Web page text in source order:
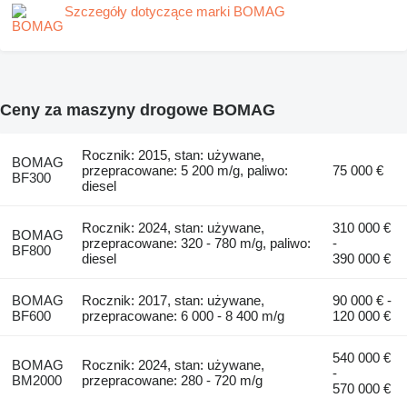
Szczegóły dotyczące marki BOMAG
Ceny za maszyny drogowe BOMAG
BOMAG
BF300
Rocznik: 2015, stan: używane,
przepracowane: 5 200 m/g, paliwo:
diesel
75 000 €
BOMAG
BF800
Rocznik: 2024, stan: używane,
przepracowane: 320 - 780 m/g, paliwo:
diesel
310 000 €
-
390 000 €
BOMAG
BF600
Rocznik: 2017, stan: używane,
przepracowane: 6 000 - 8 400 m/g
90 000 € -
120 000 €
BOMAG
BM2000
Rocznik: 2024, stan: używane,
przepracowane: 280 - 720 m/g
540 000 €
-
570 000 €